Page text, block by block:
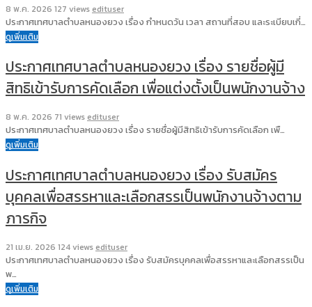
8 พ.ค. 2026 127 views edituser
ประกาศเทศบาลตำบลหนองยวง เรื่อง กำหนดวัน เวลา สถานที่สอบ และระเบียบเกี่…
ดูเพิ่มเติม
ประกาศเทศบาลตำบลหนองยวง เรื่อง รายชื่อผู้มี
สิทธิเข้ารับการคัดเลือก เพื่อแต่งตั้งเป็นพนักงานจ้าง
8 พ.ค. 2026 71 views edituser
ประกาศเทศบาลตำบลหนองยวง เรื่อง รายชื่อผู้มีสิทธิเข้ารับการคัดเลือก เพื…
ดูเพิ่มเติม
ประกาศเทศบาลตำบลหนองยวง เรื่อง รับสมัคร
บุคคลเพื่อสรรหาและเลือกสรรเป็นพนักงานจ้างตาม
ภารกิจ
21 เม.ย. 2026 124 views edituser
ประกาศเทศบาลตำบลหนองยวง เรื่อง รับสมัครบุคคลเพื่อสรรหาและเลือกสรรเป็น
พ…
ดูเพิ่มเติม